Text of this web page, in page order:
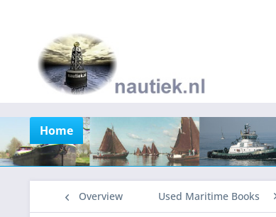
Home
Overview Used Maritime Books